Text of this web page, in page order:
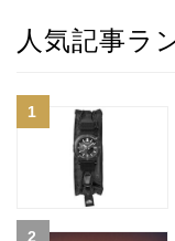
人気記事ラ